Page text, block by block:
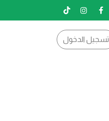
تسجيل الدخول